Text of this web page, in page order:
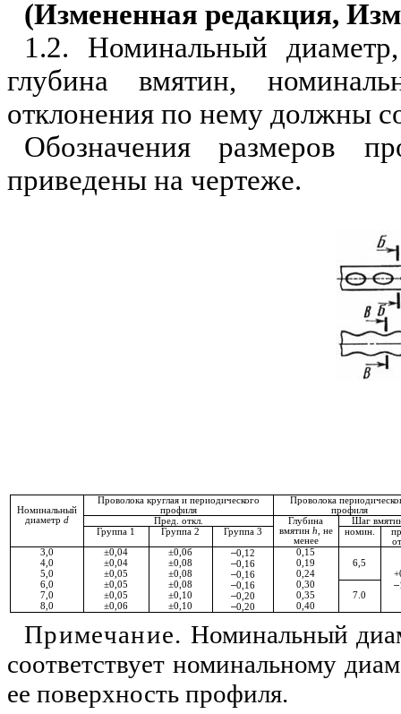
(Измененная редакция,
1.2. Номинальный
глубина вмятин,
отклонения по нему должны
Обозначения размеров
приве­дены на чертеже.
Номинальный
Проволока круглая и периодического
профиля
Проволока
профиля
диаметр d Пред. откл. Глубина
Шаг
Группа 1
Группа 2 Группа 3 вмятин h , не
менее
номин.
3,0
±0,04 ±0,0б –0,12
0,15
4,0
±0,04 ±0,08 –0,16 0,19
6,5
5,0
±0,05 ±0,08 –0,16 0,24
6,0
±0,05 ±0,08 –0,16 0,30 –
7,0
±0,05 ±0,10 –0,20 0,35
7.0
8,0
±0,06 ±0,10 –0,20 0,40
Примечание. Номинальный
соответствует номинальному
ее поверхность профиля.